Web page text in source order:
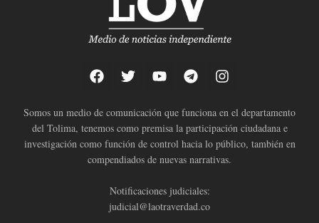
Somos un medio de comunicación que funciona en el departamento
del Tolima, tenemos como premisa la participación ciudadana e
investigación como función de control hacia lo público, también en
compendiados de nuevas narrativas.
Notificaciones judiciales:
judicial@laotraverdad.co